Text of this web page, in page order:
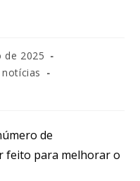
de 2025
notícias
de
feito para melhorar o